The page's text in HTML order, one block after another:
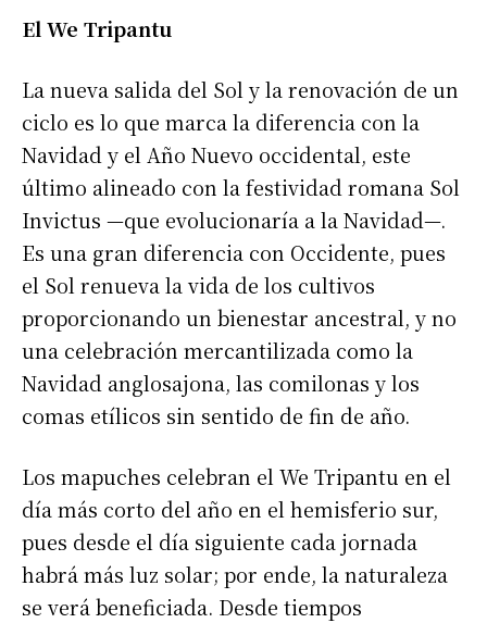
El We Tripantu
La nueva salida del Sol y la renovación de un
ciclo es lo que marca la diferencia con la
Navidad y el Año Nuevo occidental, este
último alineado con la festividad romana Sol
Invictus —que evolucionaría a la Navidad—.
Es una gran diferencia con Occidente, pues
el Sol renueva la vida de los cultivos
proporcionando un bienestar ancestral, y no
una celebración mercantilizada como la
Navidad anglosajona, las comilonas y los
comas etílicos sin sentido de fin de año.
Los mapuches celebran el We Tripantu en el
día más corto del año en el hemisferio sur,
pues desde el día siguiente cada jornada
habrá más luz solar; por ende, la naturaleza
se verá beneficiada. Desde tiempos